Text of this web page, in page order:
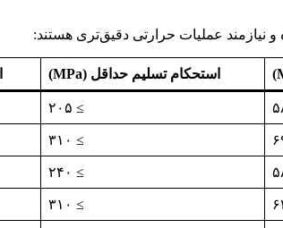
استحکام تسلیم حداقل (MPa)
≥ ۲۰۵
≥ ۳۱۰
≥ ۲۴۰
≥ ۳۱۰